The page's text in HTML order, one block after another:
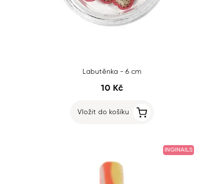
Labutěnka - 6 cm
10 Kč
Vložit do košíku
INGINAILS